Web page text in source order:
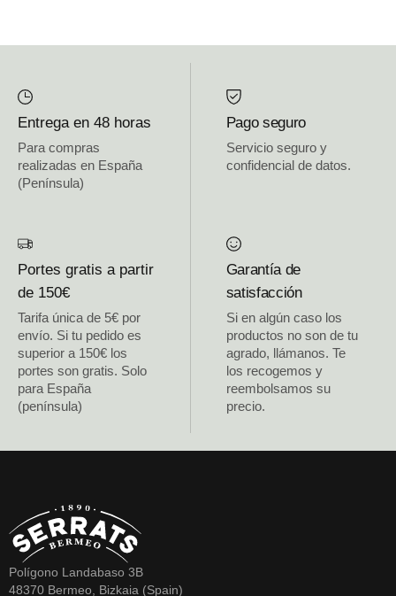
Entrega en 48 horas
Para compras
realizadas en España
(Península)
Pago seguro
Servicio seguro y
confidencial de datos.
Portes gratis a partir
de 150€
Tarifa única de 5€ por
envío. Si tu pedido es
superior a 150€ los
portes son gratis. Solo
para España
(península)
Garantía de
satisfacción
Si en algún caso los
productos no son de tu
agrado, llámanos. Te
los recogemos y
reembolsamos su
precio.
Polígono Landabaso 3B
48370 Bermeo, Bizkaia (Spain)